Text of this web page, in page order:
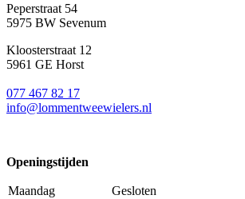
Peperstraat 54
5975 BW Sevenum
Kloosterstraat 12
5961 GE Horst
077 467 82 17
info@lommentweewielers.nl
Openingstijden
Maandag
Gesloten